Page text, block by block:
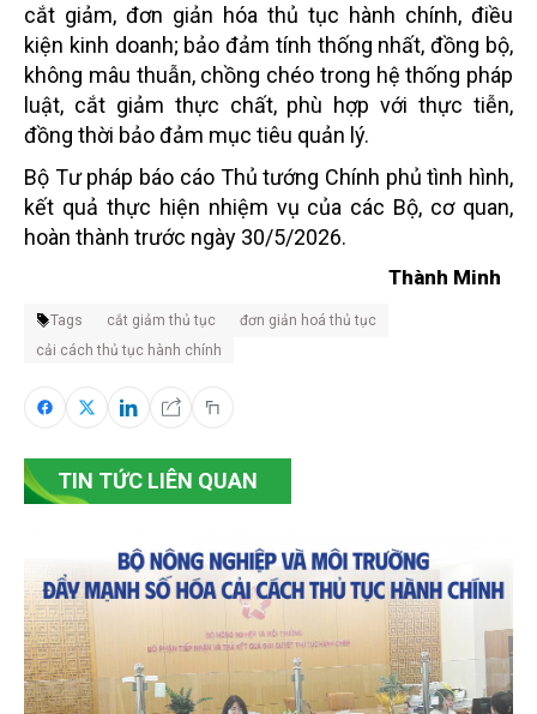
cắt giảm, đơn giản hóa thủ tục hành chính, điều
kiện kinh doanh; bảo đảm tính thống nhất, đồng bộ,
không mâu thuẫn, chồng chéo trong hệ thống pháp
luật, cắt giảm thực chất, phù hợp với thực tiễn,
đồng thời bảo đảm mục tiêu quản lý.
Bộ Tư pháp báo cáo Thủ tướng Chính phủ tình hình,
kết quả thực hiện nhiệm vụ của các Bộ, cơ quan,
hoàn thành trước ngày 30/5/2026.
Thành Minh
Tags cắt giảm thủ tục
đơn giản hoá thủ tục
cải cách thủ tục hành chính
TIN TỨC LIÊN QUAN